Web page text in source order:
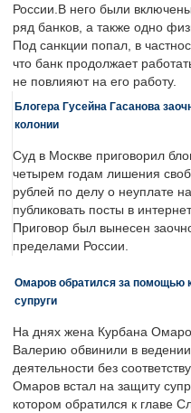
России.В него были
ряд банков, а также одно
Под санкции попал, в
что банк продолжает
не повлияют на его работу.
Блогера Гусейна Гасанова
колонии
Суд в Москве приговорил
четырем годам лишения
рублей по делу о неуплате
публиковать посты в
Приговор был вынесен
пределами России.
Омаров обратился за помощью
супруги
На днях жена Курбана
Валерию обвинили в ведении
деятельности без
Омаров встал на защиту
котором обратился к главе